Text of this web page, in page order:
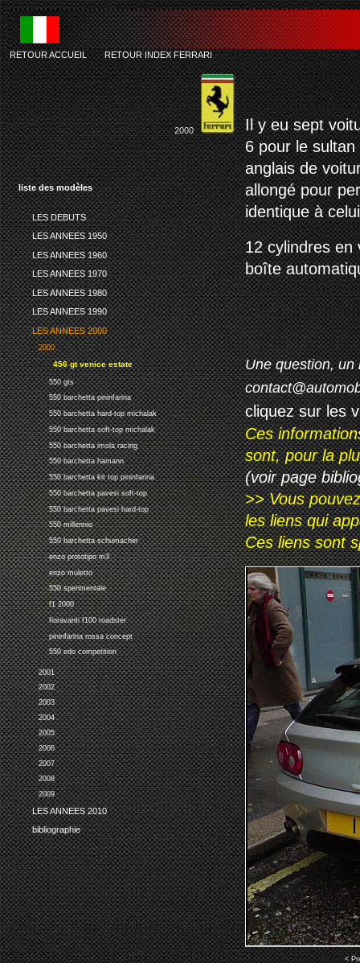
liste des modèles
LES DEBUTS
LES ANNEES 1950
LES ANNEES 1960
LES ANNEES 1970
LES ANNEES 1980
LES ANNEES 1990
LES ANNEES 2000
2000
456 gt venice estate
550 gts
550 barchetta pininfarina
550 barchetta hard-top michalak
550 barchetta soft-top michalak
550 barchetta imola racing
550 barchetta hamann
550 barchetta kit top pininfarina
550 barchetta pavesi soft-top
550 barchetta pavesi hard-top
550 millennio
550 barchetta schumacher
enzo prototipo m3
enzo muletto
550 sperimentale
f1 2000
fioravanti f100 roadster
pininfarina rossa concept
550 edo competition
2001
2002
2003
2004
2005
2006
2007
2008
2009
LES ANNEES 2010
bibliographie
RETOUR ACCUEIL-RETOUR INDEX FERRARI
2000
Il y eu sept
6 pour le
anglais de
allongé pour
identique à
12 cylindres en
boîte
Une question, un
cliquez sur les
Ces
sont, pour la
(voir page
>> Vous
les liens qui
Ces liens sont
<